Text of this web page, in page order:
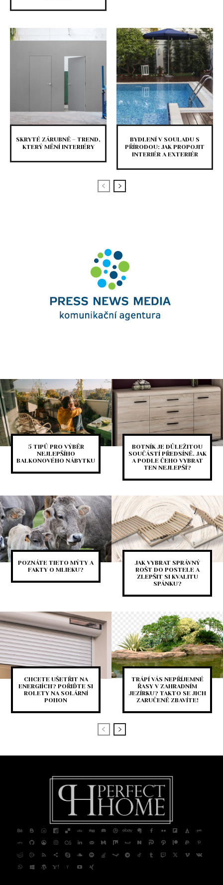
SKRYTÉ ZÁRUBNĚ – TREND,
KTERÝ MĚNÍ INTERIÉRY
BYDLENÍ V SOULADU S
PŘÍRODOU: JAK PROPOJIT
INTERIÉR A EXTERIÉR
5 TIPŮ PRO VÝBĚR
NEJLEPŠÍHO
BALKONOVÉHO NÁBYTKU
BOTNÍK JE DŮLEŽITOU
SOUČÁSTÍ PŘEDSÍNĚ. JAK
A PODLE ČEHO VYBRAT
TEN NEJLEPŠÍ?
POZNÁTE TIETO MÝTY A
FAKTY O MLIEKU?
JAK VYBRAT SPRÁVNÝ
ROŠT DO POSTELE A
ZLEPŠIT SI KVALITU
SPÁNKU?
CHCETE UŠETŘIT NA
ENERGIÍCH? POŘIĎTE SI
ROLETY NA SOLÁRNÍ
POHON
TRÁPÍ VÁS NEPŘÍJEMNÉ
ŘASY V ZAHRADNÍM
JEZÍRKU? TAKTO SE JICH
ZARUČENĚ ZBAVÍTE!